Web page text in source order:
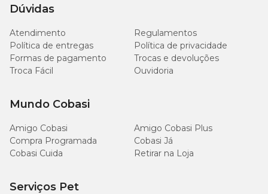
Dúvidas
Atendimento
Regulamentos
Política de entregas
Política de privacidade
Formas de pagamento
Trocas e devoluções
Troca Fácil
Ouvidoria
Mundo Cobasi
Amigo Cobasi
Amigo Cobasi Plus
Compra Programada
Cobasi Já
Cobasi Cuida
Retirar na Loja
Serviços Pet